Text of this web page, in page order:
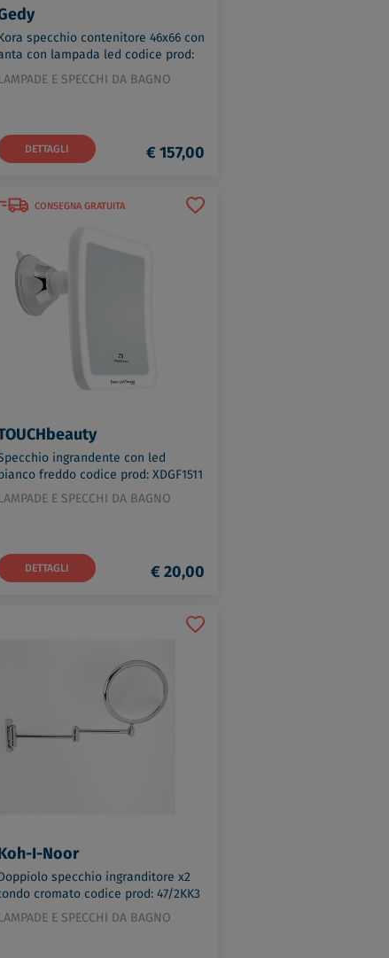
specchio contenitore 46x66 con
con lampada led codice prod:
E SPECCHI DA BAGNO
DETTAGLI € 157,00
CONSEGNA GRATUITA
ingrandente con led
freddo codice prod: XDGF1511
E SPECCHI DA BAGNO
DETTAGLI € 20,00
I-Noor
specchio ingranditore x2
cromato codice prod: 47/2KK3
E SPECCHI DA BAGNO